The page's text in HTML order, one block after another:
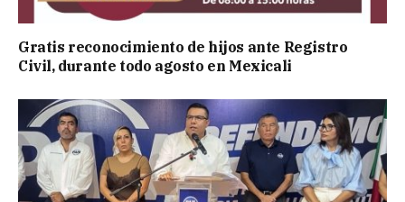
Gratis reconocimiento de hijos ante Registro
Civil, durante todo agosto en Mexicali